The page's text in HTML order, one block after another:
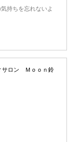
持ちを忘れないよ
サロン Ｍｏｏｎ鈴